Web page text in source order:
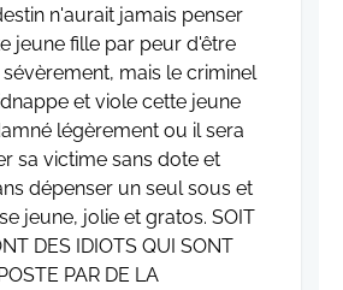
n'aurait jamais penser
jeune fille par peur d'être
mais le criminel
et viole cette jeune
légèrement ou il sera
sa victime sans dote et
dépenser un seul sous et
jeune, jolie et gratos. SOIT
DES IDIOTS QUI SONT
PAR DE LA